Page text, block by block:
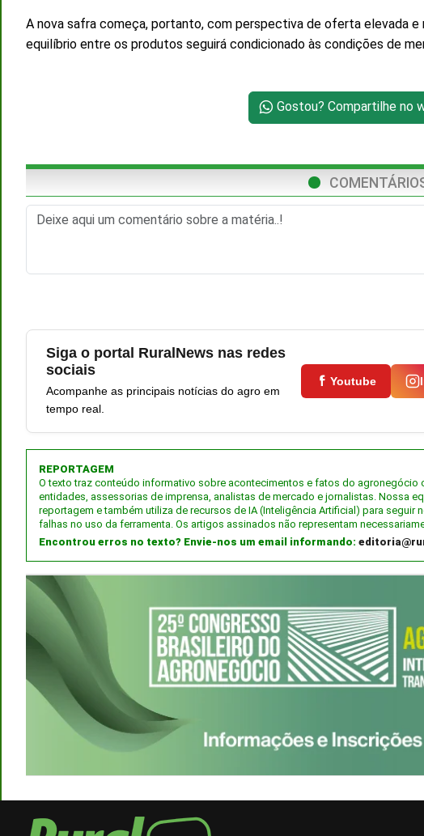
A nova safra começa, portanto, com perspectiva de oferta elevada
equilíbrio entre os produtos seguirá condicionado às condições de
Gostou? Compartilhe no
Siga o portal RuralNews nas redes
sociais
Acompanhe as principais notícias do agro em
tempo real.
Youtube
REPORTAGEM
O texto traz conteúdo informativo sobre acontecimentos e fatos do
entidades, assessorias de imprensa, analistas de mercado e jornalistas. Nossa
reportagem e também utiliza de recursos de IA (Inteligência Artificial) para seguir
falhas no uso da ferramenta. Os artigos assinados não representam
Encontrou erros no texto? Envie-nos um email informando: